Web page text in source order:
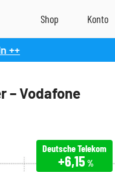
++
– Vodafone
Deutsche Telekom
+6,15 %